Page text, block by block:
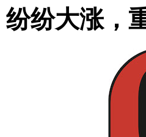
纷纷大涨，